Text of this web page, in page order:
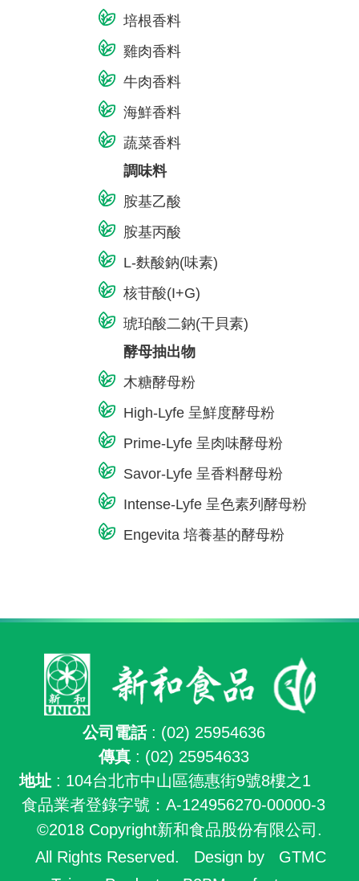
培根香料
雞肉香料
牛肉香料
海鮮香料
蔬菜香料
調味料
胺基乙酸
胺基丙酸
L-麩酸鈉(味素)
核苷酸(I+G)
琥珀酸二鈉(干貝素)
酵母抽出物
木糖酵母粉
High-Lyfe 呈鮮度酵母粉
Prime-Lyfe 呈肉味酵母粉
Savor-Lyfe 呈香料酵母粉
Intense-Lyfe 呈色素列酵母粉
Engevita 培養基的酵母粉
公司電話: (02) 25954636
傳真: (02) 25954633
地址 : 104台北市中山區德惠街9號8樓之1
食品業者登錄字號：A-124956270-00000-3
©2018 Copyright新和食品股份有限公司.
All Rights Reserved.
Design by
GTMC